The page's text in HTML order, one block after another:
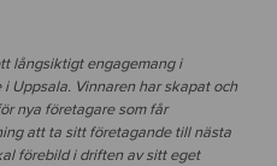
långsiktigt engagemang i
Uppsala. Vinnaren har skapat och
nya företagare som får
att ta sitt företagande till nästa
förebild i driften av sitt eget